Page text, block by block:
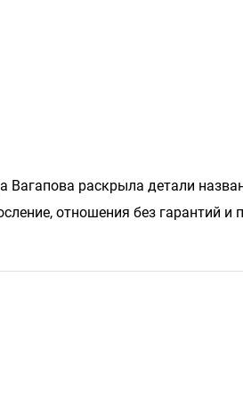
Вагапова раскрыла детали
отношения без гарантий и